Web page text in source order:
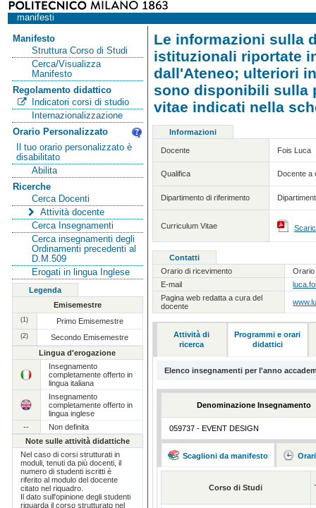
manifesti
Manifesto
Struttura Corso di Studi
Cerca/Visualizza
Manifesto
Regolamento didattico
Indicatori corsi di studio
Internazionalizzazione
Orario Personalizzato
Il tuo orario personalizzato è
disabilitato
Abilita
Ricerche
Cerca Docenti
Attività docente
Cerca Insegnamenti
Cerca insegnamenti degli
Ordinamenti precedenti al
D.M.509
Erogati in lingua Inglese
Legenda
Emisemestre
(1) Primo Emisemestre
(2)
Secondo Emisemestre
Lingua d'erogazione
Insegnamento
completamente offerto in
lingua italiana
Insegnamento
completamente offerto in
lingua inglese
--
Non definita
Note sulle attività didattiche
Nel caso di corsi strutturati in
moduli, tenuti da più docenti, il
numero di studenti iscritti è
riferito al modulo del docente
citato nel riquadro.
Il dato sull'opinione degli studenti
riguarda il corso strutturato nel
Le informazioni sulla
istituzionali riportate
dall'Ateneo; ulteriori
sono disponibili sulla
vitae indicati nella
Informazioni
Docente Fois Luca
Qualifica Docente a
Dipartimento di riferimento
Curriculum Vitae
Contatti
Orario di ricevimento
Orario
E-mail
Pagina web redatta a cura del
docente
Attività di
ricerca
Programmi e orari
didattici
Elenco insegnamenti per l'anno
Denominazione Insegnamento
059737 - EVENT DESIGN
Scaglioni da manifesto
Corso di Studi